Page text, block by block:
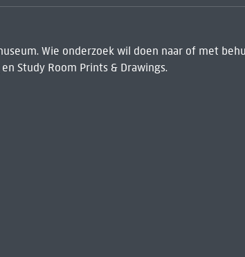
Wie onderzoek wil doen naar of met
Study Room Prints & Drawings.